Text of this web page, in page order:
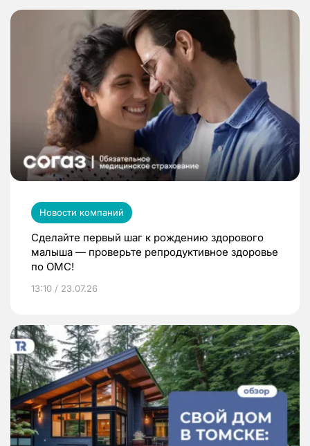
Новости компаний
Сделайте первый шаг к рождению здорового
малыша — проверьте репродуктивное здоровье
по ОМС!
13:10 / 23.07.26